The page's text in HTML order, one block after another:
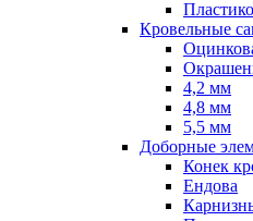
Кровельные
4,2 мм
4,8 мм
5,5 мм
Доборные
Конек
Ендова